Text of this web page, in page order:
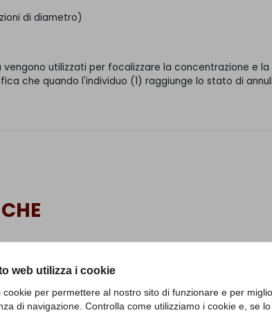
web utilizza i cookie
cookie per permettere al nostro sito di funzionare e per
di navigazione. Controlla come utilizziamo i cookie e, se lo
di diametro)
utilizzati per focalizzare la concentrazione e
che quando l'individuo (1) raggiunge lo stato di